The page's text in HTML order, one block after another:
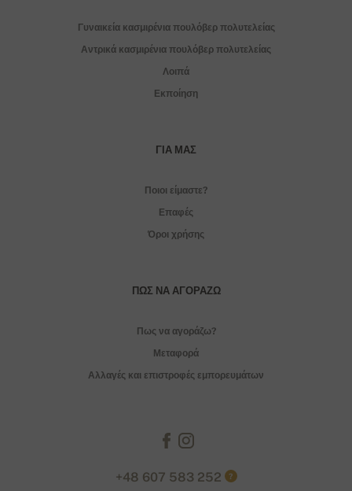
Γυναικεία κασμιρένια πουλόβερ πολυτελείας
Αντρικά κασμιρένια πουλόβερ πολυτελείας
Λοιπά
Εκποίηση
ΓΙΑ ΜΑΣ
Ποιοι είμαστε?
Επαφές
Όροι χρήσης
ΠΏΣ ΝΑ ΑΓΟΡΆΖΩ
Πως να αγοράζω?
Μεταφορά
Αλλαγές και επιστροφές εμπορευμάτων
+48 607 583 252 ?